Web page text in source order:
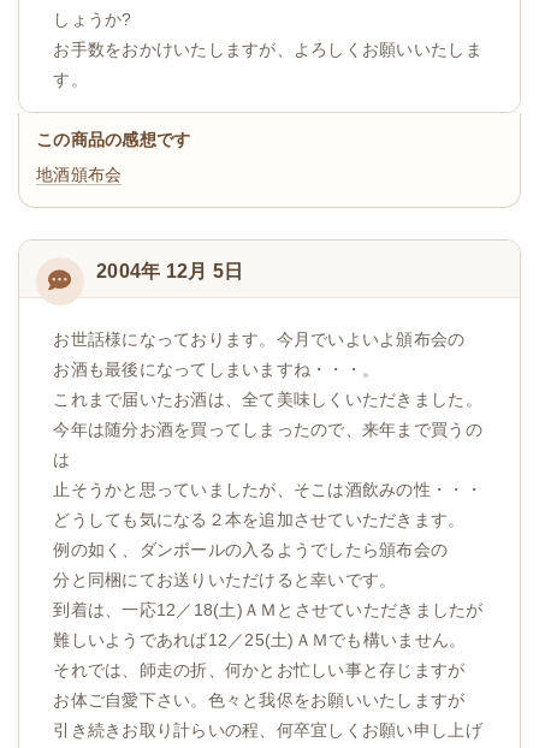
しょうか?
お手数をおかけいたしますが、よろしくお願いいたしま
す。
この商品の感想です
地酒頒布会
2004年 12月 5日
お世話様になっております。今月でいよいよ頒布会の
お酒も最後になってしまいますね・・・。
これまで届いたお酒は、全て美味しくいただきました。
今年は随分お酒を買ってしまったので、来年まで買うの
は
止そうかと思っていましたが、そこは酒飲みの性・・・
どうしても気になる２本を追加させていただきます。
例の如く、ダンボールの入るようでしたら頒布会の
分と同梱にてお送りいただけると幸いです。
到着は、一応12／18(土)ＡＭとさせていただきましたが
難しいようであれば12／25(土)ＡＭでも構いません。
それでは、師走の折、何かとお忙しい事と存じますが
お体ご自愛下さい。色々と我侭をお願いいたしますが
引き続きお取り計らいの程、何卒宜しくお願い申し上げ